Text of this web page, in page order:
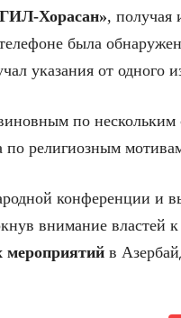
Хорасан», получая
была
указания от одного
по нескольким
по религиозным
конференции и
внимание властей
мероприятий в